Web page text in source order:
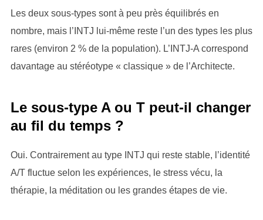
Les deux sous-types sont à peu près équilibrés en
nombre, mais l’INTJ lui-même reste l’un des types les plus
rares (environ 2 % de la population). L’INTJ-A correspond
davantage au stéréotype « classique » de l’Architecte.
Le sous-type A ou T peut-il changer
au fil du temps ?
Oui. Contrairement au type INTJ qui reste stable, l’identité
A/T fluctue selon les expériences, le stress vécu, la
thérapie, la méditation ou les grandes étapes de vie.